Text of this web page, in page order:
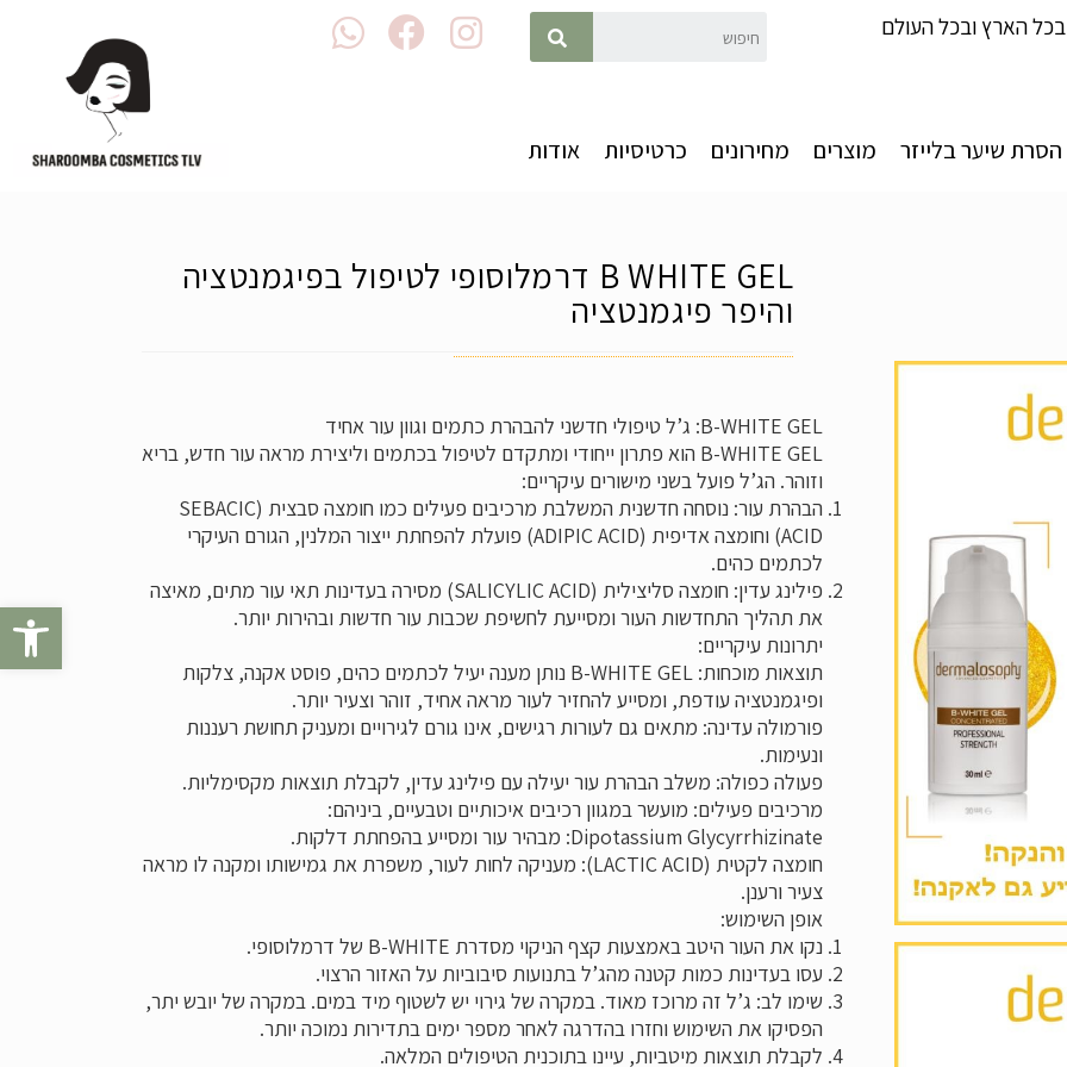
הארץ ובכל העולם
הסרת שיער בלייזר מוצרים מחירונים כרטיסיות אודות
B WHITE GEL דרמלוסופי לטיפול בפיגמנטציה
והיפר פיגמנטציה
B-WHITE GEL: ג’ל טיפולי חדשני להבהרת כתמים וגוון עור אחיד
B-WHITE GEL הוא פתרון ייחודי ומתקדם לטיפול בכתמים וליצירת מראה עור חדש, בריא
וזוהר. הג’ל פועל בשני מישורים עיקריים:
הבהרת עור:
נוסחה חדשנית המשלבת מרכיבים פעילים כמו חומצה סבצית (SEBACIC
ACID) וחומצה אדיפית (ADIPIC ACID) פועלת להפחתת ייצור המלנין, הגורם העיקרי
לכתמים כהים.
פילינג עדין:
חומצה סליצילית (SALICYLIC ACID) מסירה בעדינות תאי עור מתים, מאיצה
את תהליך התחדשות העור ומסייעת לחשיפת שכבות עור חדשות ובהירות יותר.
יתרונות עיקריים:
תוצאות מוכחות:
B-WHITE GEL נותן מענה יעיל לכתמים כהים, פוסט אקנה, צלקות
ופיגמנטציה עודפת, ומסייע להחזיר לעור מראה אחיד, זוהר וצעיר יותר.
פורמולה עדינה: מתאים גם לעורות רגישים, אינו גורם לגירויים ומעניק תחושת רעננות
ונעימות.
פעולה כפולה: משלב הבהרת עור יעילה עם פילינג עדין, לקבלת תוצאות מקסימליות.
מרכיבים פעילים: מועשר במגוון רכיבים איכותיים וטבעיים, ביניהם:
Dipotassium Glycyrrhizinate: מבהיר עור ומסייע בהפחתת דלקות.
חומצה לקטית (LACTIC ACID):
מעניקה לחות לעור, משפרת את גמישותו ומקנה לו מראה
צעיר ורענן.
אופן השימוש:
נקו את העור היטב באמצעות קצף הניקוי מסדרת B-WHITE של דרמלוסופי.
עסו בעדינות כמות קטנה מהג’ל בתנועות סיבוביות על האזור הרצוי.
שימו לב: ג’ל זה מרוכז מאוד. במקרה של גירוי יש לשטוף מיד במים. במקרה של יובש יתר,
הפסיקו את השימוש וחזרו בהדרגה לאחר מספר ימים בתדירות נמוכה יותר.
לקבלת תוצאות מיטביות, עיינו בתוכנית הטיפולים המלאה.
פתח סרגל נגישות